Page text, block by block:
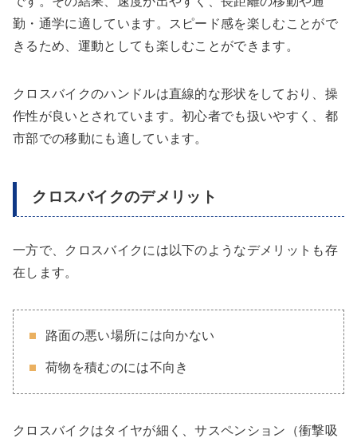
勤・通学に適しています。スピード感を楽しむことがで
きるため、運動としても楽しむことができます。
クロスバイクのハンドルは直線的な形状をしており、操
作性が良いとされています。初心者でも扱いやすく、都
市部での移動にも適しています。
クロスバイクのデメリット
一方で、クロスバイクには以下のようなデメリットも存
在します。
路面の悪い場所には向かない
荷物を積むのには不向き
クロスバイクはタイヤが細く、サスペンション（衝撃吸